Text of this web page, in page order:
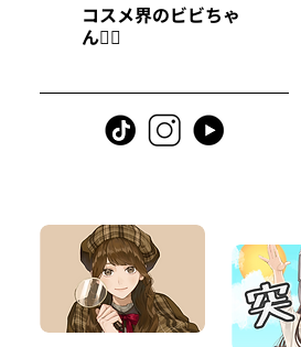
コスメ界のビビちゃ
ん🧚‍♀️